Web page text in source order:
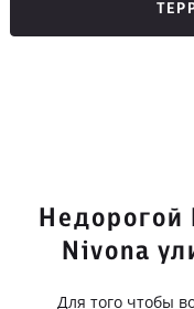
Nivona
Для того чтобы